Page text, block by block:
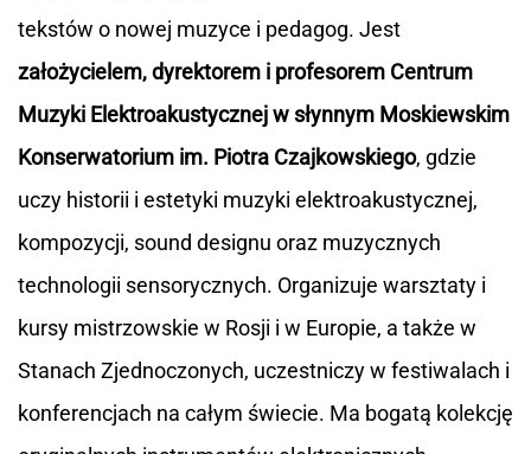
tekstów o nowej muzyce i pedagog. Jest
założycielem, dyrektorem i profesorem Centrum
Muzyki Elektroakustycznej w słynnym Moskiewskim
Konserwatorium im. Piotra Czajkowskiego, gdzie
uczy historii i estetyki muzyki elektroakustycznej,
kompozycji, sound designu oraz muzycznych
technologii sensorycznych. Organizuje warsztaty i
kursy mistrzowskie w Rosji i w Europie, a także w
Stanach Zjednoczonych, uczestniczy w festiwalach i
konferencjach na całym świecie. Ma bogatą kolekcję